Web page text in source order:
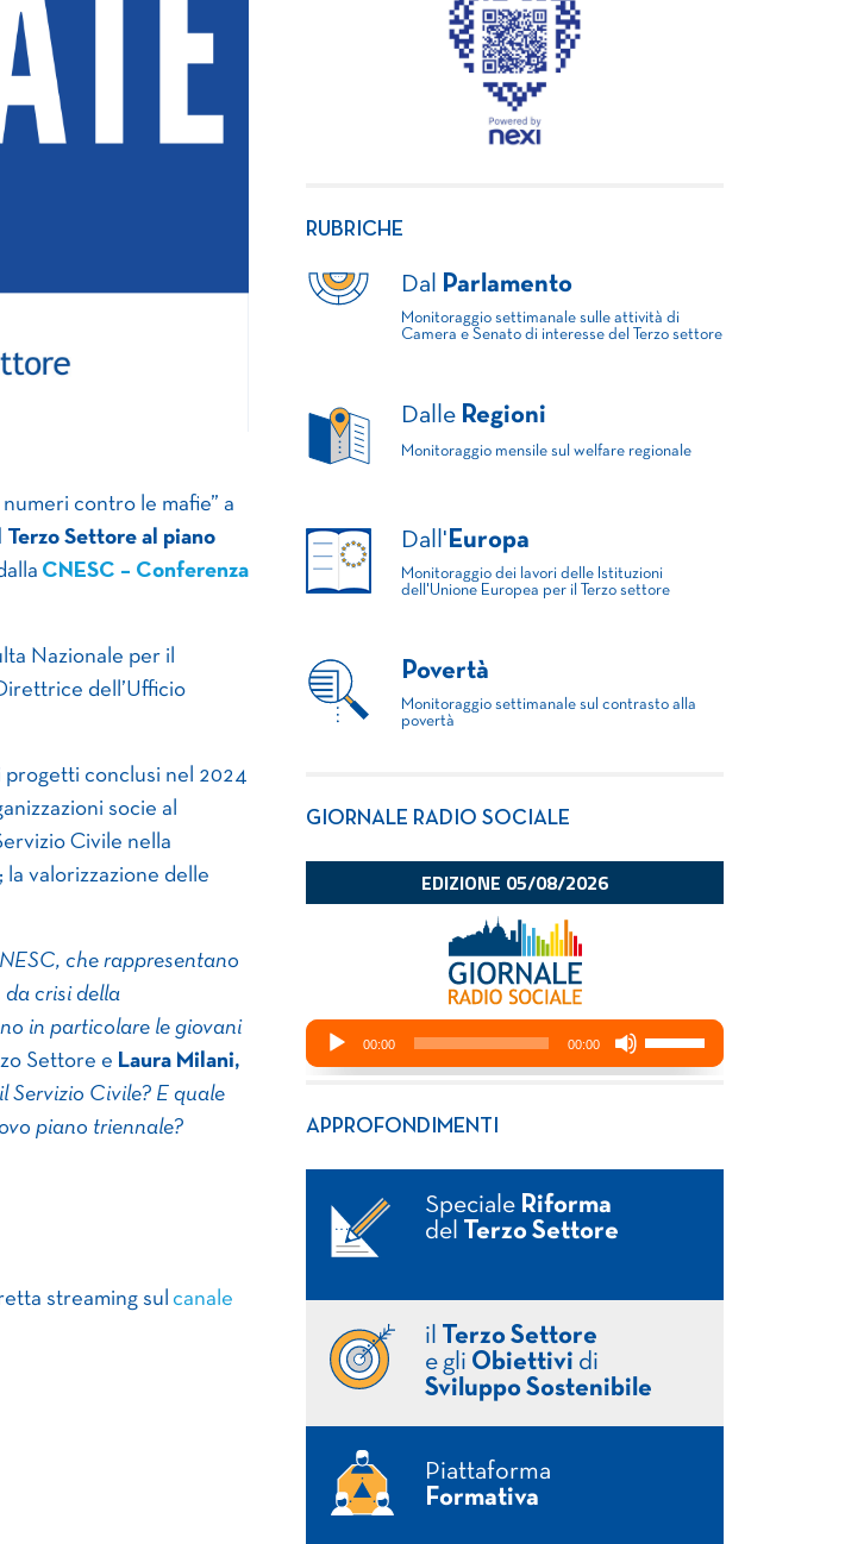
contro le mafie” a
Settore al piano
CNESC – Conferenza
Nazionale per il
dell’Ufficio
progetti conclusi nel 2024
socie al
Civile nella
la valorizzazione delle
che rappresentano
da crisi della
in particolare le giovani
Settore e Laura Milani,
Servizio Civile? E quale
piano triennale?
streaming sul canale
RUBRICHE
Dal Parlamento
Monitoraggio settimanale sulle attività di
Camera e Senato di interesse del Terzo settore
Dalle Regioni
Monitoraggio mensile sul welfare regionale
Dall' Europa
Monitoraggio dei lavori delle Istituzioni
dell'Unione Europea per il Terzo settore
Povertà
Monitoraggio settimanale sul contrasto alla
povertà
GIORNALE RADIO SOCIALE
APPROFONDIMENTI
Speciale Riforma
del
Terzo Settore
il
Terzo Settore
e gli Obiettivi di
Sviluppo Sostenibile
Piattaforma
Formativa